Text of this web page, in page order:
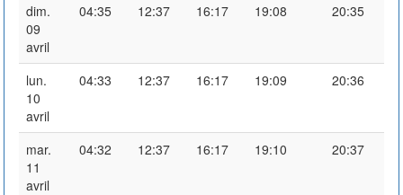
dim.
09
avril
04:35 12:37 16:17 19:08 20:35
lun.
10
avril
04:33 12:37 16:17 19:09 20:36
mar.
11
avril
04:32 12:37 16:17 19:10 20:37